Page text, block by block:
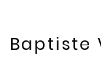
Baptiste